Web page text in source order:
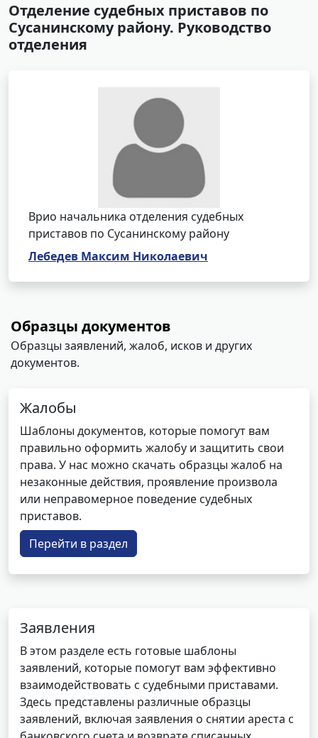
Отделение судебных приставов по
Сусанинскому району. Руководство
отделения
Врио начальника отделения судебных
приставов по Сусанинскому району
Лебедев Максим Николаевич
Образцы документов
Образцы заявлений, жалоб, исков и других
документов.
Жалобы
Шаблоны документов, которые помогут вам
правильно оформить жалобу и защитить свои
права. У нас можно скачать образцы жалоб на
незаконные действия, проявление произвола
или неправомерное поведение судебных
приставов.
Перейти в раздел
Заявления
В этом разделе есть готовые шаблоны
заявлений, которые помогут вам эффективно
взаимодействовать с судебными приставами.
Здесь представлены различные образцы
заявлений, включая заявления о снятии ареста с